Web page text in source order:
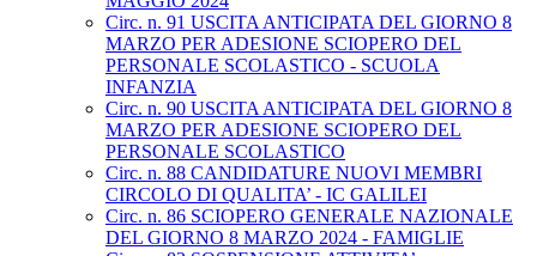
Circ. n. 91 USCITA ANTICIPATA DEL GIORNO 8
MARZO PER ADESIONE SCIOPERO DEL
PERSONALE SCOLASTICO - SCUOLA
INFANZIA
Circ. n. 90 USCITA ANTICIPATA DEL GIORNO 8
MARZO PER ADESIONE SCIOPERO DEL
PERSONALE SCOLASTICO
Circ. n. 88 CANDIDATURE NUOVI MEMBRI
CIRCOLO DI QUALITA’ - IC GALILEI
Circ. n. 86 SCIOPERO GENERALE NAZIONALE
DEL GIORNO 8 MARZO 2024 - FAMIGLIE